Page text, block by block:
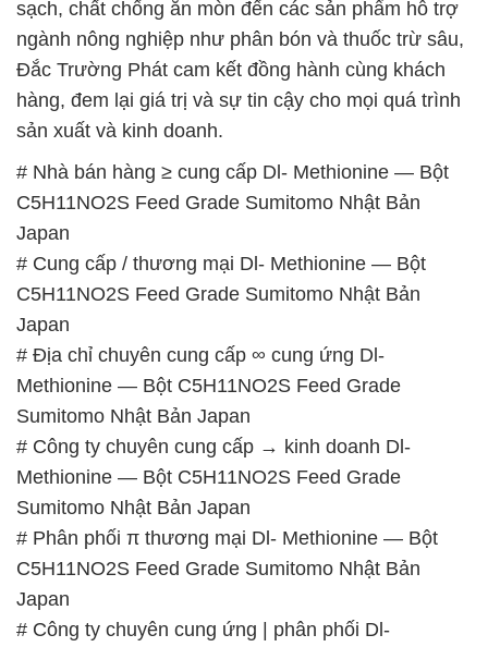
sạch, chất chống ăn mòn đến các sản phẩm hỗ trợ
ngành nông nghiệp như phân bón và thuốc trừ sâu,
Đắc Trường Phát cam kết đồng hành cùng khách
hàng, đem lại giá trị và sự tin cậy cho mọi quá trình
sản xuất và kinh doanh.
# Nhà bán hàng ≥ cung cấp Dl- Methionine — Bột
C5H11NO2S Feed Grade Sumitomo Nhật Bản
Japan
# Cung cấp / thương mại Dl- Methionine — Bột
C5H11NO2S Feed Grade Sumitomo Nhật Bản
Japan
# Địa chỉ chuyên cung cấp ∞ cung ứng Dl-
Methionine — Bột C5H11NO2S Feed Grade
Sumitomo Nhật Bản Japan
# Công ty chuyên cung cấp → kinh doanh Dl-
Methionine — Bột C5H11NO2S Feed Grade
Sumitomo Nhật Bản Japan
# Phân phối π thương mại Dl- Methionine — Bột
C5H11NO2S Feed Grade Sumitomo Nhật Bản
Japan
# Công ty chuyên cung ứng | phân phối Dl-